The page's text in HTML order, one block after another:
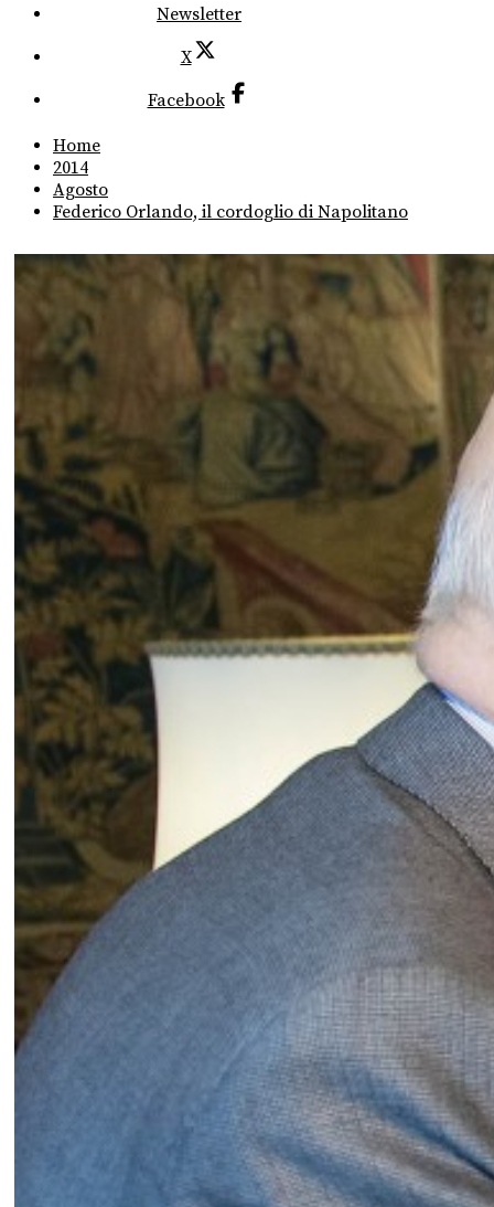
Newsletter
X
Facebook
Home
2014
Agosto
Federico Orlando, il cordoglio di Napolitano